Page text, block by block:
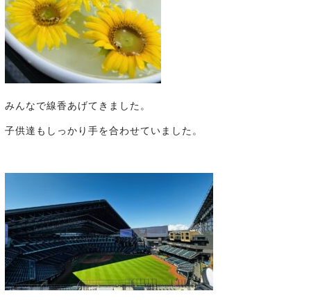
みんなで線香あげてきました。
子供達もしっかり手を合わせていました。